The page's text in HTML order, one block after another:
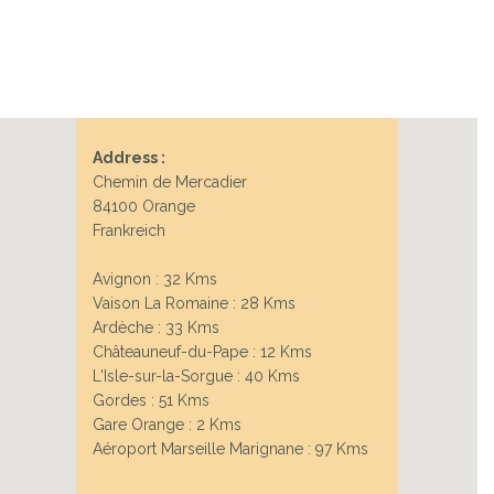
Address :
Chemin de Mercadier
84100 Orange
Frankreich
Avignon : 32 Kms
Vaison La Romaine : 28 Kms
Ardèche : 33 Kms
Châteauneuf-du-Pape : 12 Kms
L'Isle-sur-la-Sorgue : 40 Kms
Gordes : 51 Kms
Gare Orange : 2 Kms
Aéroport Marseille Marignane : 97 Kms